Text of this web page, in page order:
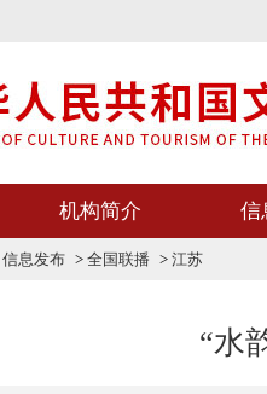
机构简介 信
信息发布 > 全国联播 > 江苏
“水